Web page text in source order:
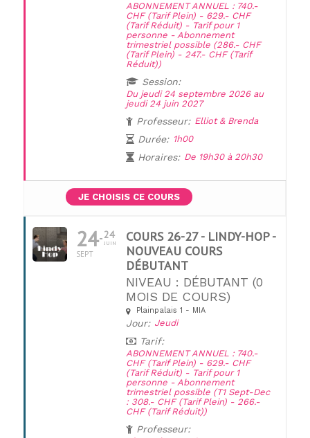
ABONNEMENT ANNUEL : 740.-
CHF (Tarif Plein) - 629.- CHF
(Tarif Réduit) - Tarif pour 1
personne - Abonnement
trimestriel possible (286.- CHF
(Tarif Plein) - 247.- CHF (Tarif
Réduit))
Session:
Du jeudi 24 septembre 2026 au
jeudi 24 juin 2027
Professeur: Elliot & Brenda
Durée: 1h00
Horaires: De 19h30 à 20h30
JE CHOISIS CE COURS
24
SEPT
24
JUIN
COURS 26-27 - LINDY-HOP -
NOUVEAU COURS
DÉBUTANT
NIVEAU : DÉBUTANT (0
MOIS DE COURS)
Plainpalais 1 - MIA
Jour: Jeudi
Tarif:
ABONNEMENT ANNUEL : 740.-
CHF (Tarif Plein) - 629.- CHF
(Tarif Réduit) - Tarif pour 1
personne - Abonnement
trimestriel possible (T1 Sept-Dec
: 308.- CHF (Tarif Plein) - 266.-
CHF (Tarif Réduit))
Professeur: